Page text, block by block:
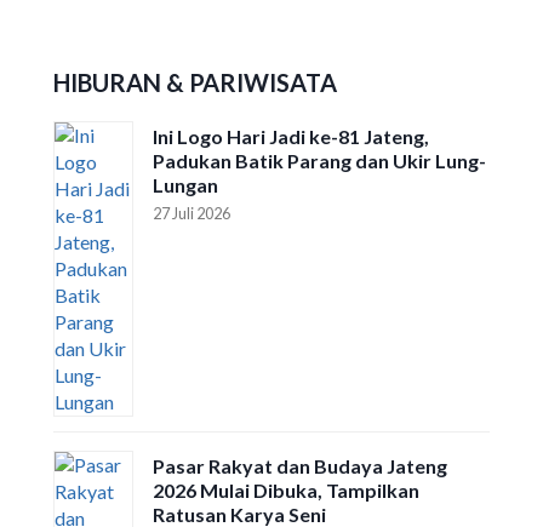
HIBURAN & PARIWISATA
Ini Logo Hari Jadi ke-81 Jateng,
Padukan Batik Parang dan Ukir Lung-
Lungan
27 Juli 2026
Pasar Rakyat dan Budaya Jateng
2026 Mulai Dibuka, Tampilkan
Ratusan Karya Seni